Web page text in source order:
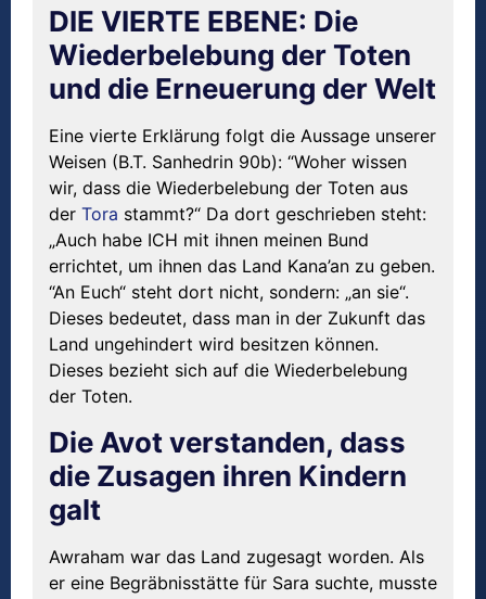
DIE VIERTE EBENE: Die
Wiederbelebung der Toten
und die Erneuerung der Welt
Eine vierte Erklärung folgt die Aussage unserer
Weisen (B.T. Sanhedrin 90b): “Woher wissen
wir, dass die Wiederbelebung der Toten aus
der Tora stammt?“ Da dort geschrieben steht:
„Auch habe ICH mit ihnen meinen Bund
errichtet, um ihnen das Land Kana’an zu geben.
“An Euch“ steht dort nicht, sondern: „an sie“.
Dieses bedeutet, dass man in der Zukunft das
Land ungehindert wird besitzen können.
Dieses bezieht sich auf die Wiederbelebung
der Toten.
Die Avot verstanden, dass
die Zusagen ihren Kindern
galt
Awraham war das Land zugesagt worden. Als
er eine Begräbnisstätte für Sara suchte, musste